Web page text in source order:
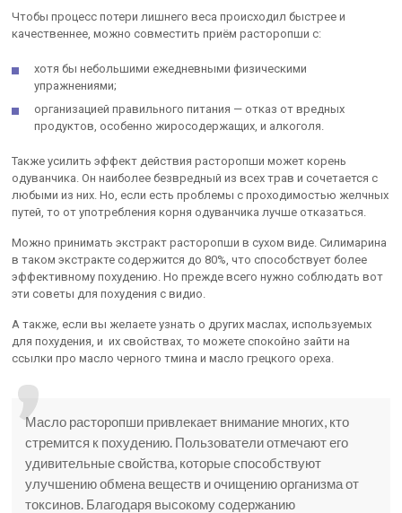
Чтобы процесс потери лишнего веса происходил быстрее и
качественнее, можно совместить приём расторопши с:
хотя бы небольшими ежедневными физическими
упражнениями;
организацией правильного питания — отказ от вредных
продуктов, особенно жиросодержащих, и алкоголя.
Также усилить эффект действия расторопши может корень
одуванчика. Он наиболее безвредный из всех трав и сочетается с
любыми из них. Но, если есть проблемы с проходимостью желчных
путей, то от употребления корня одуванчика лучше отказаться.
Можно принимать экстракт расторопши в сухом виде. Силимарина
в таком экстракте содержится до 80%, что способствует более
эффективному похудению. Но прежде всего нужно соблюдать вот
эти советы для похудения с видио.
А также, если вы желаете узнать о других маслах, используемых
для похудения, и их свойствах, то можете спокойно зайти на
ссылки про масло черного тмина и масло грецкого ореха.
Масло расторопши привлекает внимание многих, кто
стремится к похудению. Пользователи отмечают его
удивительные свойства, которые способствуют
улучшению обмена веществ и очищению организма от
токсинов. Благодаря высокому содержанию